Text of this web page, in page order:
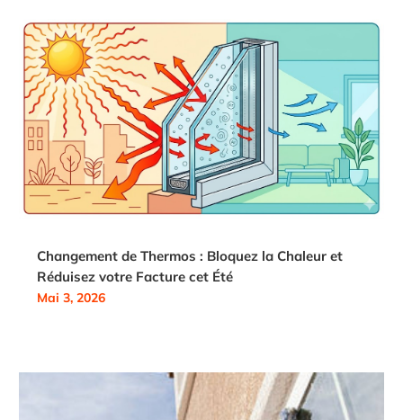
Changement de Thermos : Bloquez la Chaleur et
Réduisez votre Facture cet Été
Mai 3, 2026